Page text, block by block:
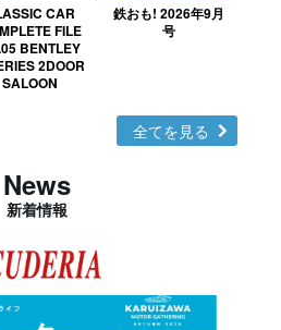
CAR
FILE
BENTLEY
2DOOR
SALOON
鉄おも! 2026年9月
号
全てを見る
News
新着情報